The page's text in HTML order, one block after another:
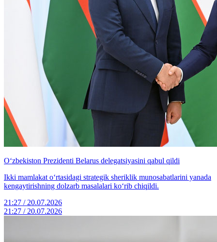
O‘zbekiston Prezidenti Belarus delegatsiyasini qabul qildi
Ikki mamlakat o‘rtasidagi strategik sheriklik munosabatlarini yanada
kengaytirishning dolzarb masalalari ko‘rib chiqildi.
21:27 / 20.07.2026
21:27 / 20.07.2026